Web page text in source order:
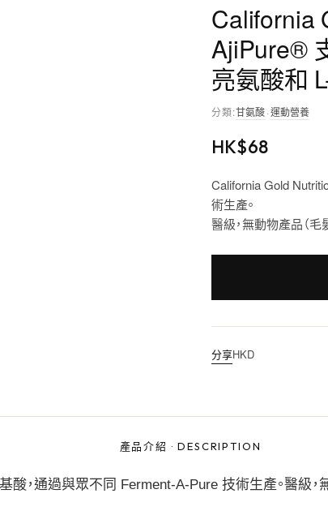
California
AjiPure®
亮氨酸和
分類:甘氨酸·運動營養
HK$68
California Gold
術生產。
醫級，無動物產品（
分享HKD
產品介紹 ·DESCRIPTION
，通過與眾不同 Ferment-A-Pure 技術生產。醫級，